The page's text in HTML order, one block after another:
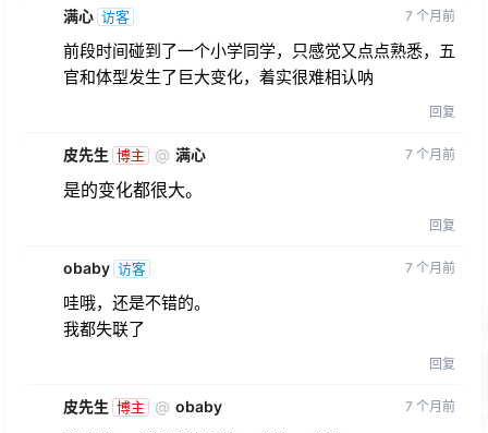
满心 访客 7 个月前
前段时间碰到了一个小学同学，只感觉又点点熟悉，五
官和体型发生了巨大变化，着实很难相认呐
回复
皮先生 博主 @ 满心 7 个月前
是的变化都很大。
回复
obaby 访客 7 个月前
哇哦，还是不错的。
我都失联了
回复
皮先生 博主 @ obaby 7 个月前